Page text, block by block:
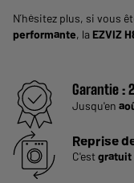
N’hésitez plus, si vous
performante, la EZVIZ
Garantie :
Jusqu'en
Reprise
C'estgratuit